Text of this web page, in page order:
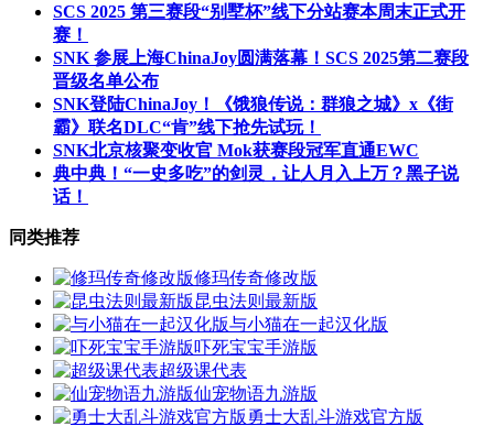
SCS 2025 第三赛段“别墅杯”线下分站赛本周末正式开
赛！
SNK 参展上海ChinaJoy圆满落幕！SCS 2025第二赛段
晋级名单公布
SNK登陆ChinaJoy！《饿狼传说：群狼之城》x《街
霸》联名DLC“肯”线下抢先试玩！
SNK北京核聚变收官 Mok获赛段冠军直通EWC
典中典！“一史多吃”的剑灵，让人月入上万？黑子说
话！
同类推荐
修玛传奇修改版
昆虫法则最新版
与小猫在一起汉化版
吓死宝宝手游版
超级课代表
仙宠物语九游版
勇士大乱斗游戏官方版